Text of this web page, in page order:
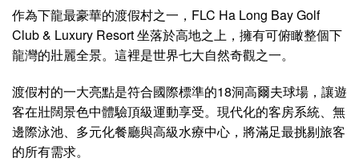
作為下龍最豪華的渡假村之一，FLC Ha Long Bay Golf
Club & Luxury Resort 坐落於高地之上，擁有可俯瞰整個下
龍灣的壯麗全景。這裡是世界七大自然奇觀之一。
渡假村的一大亮點是符合國際標準的18洞高爾夫球場，讓遊
客在壯闊景色中體驗頂級運動享受。現代化的客房系統、無
邊際泳池、多元化餐廳與高級水療中心，將滿足最挑剔旅客
的所有需求。